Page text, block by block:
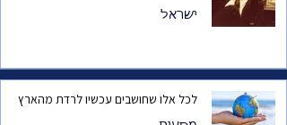
ישראל
לכל אלו שחושבים עכשיו לרדת מהארץ